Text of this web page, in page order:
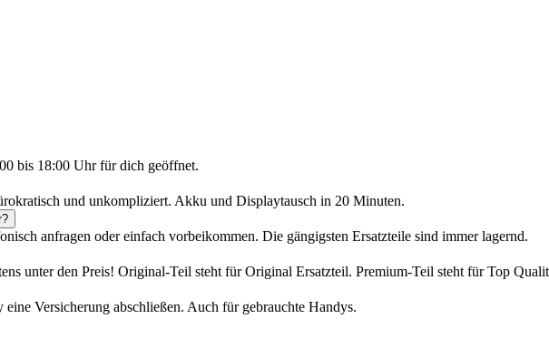
bis 18:00 Uhr für dich geöffnet.
und unkompliziert. Akku und Displaytausch in 20 Minuten.
anfragen oder einfach vorbeikommen. Die gängigsten Ersatzteile sind immer lagernd.
unter den Preis! Original-Teil steht für Original Ersatzteil. Premium-Teil steht für Top
Versicherung abschließen. Auch für gebrauchte Handys.